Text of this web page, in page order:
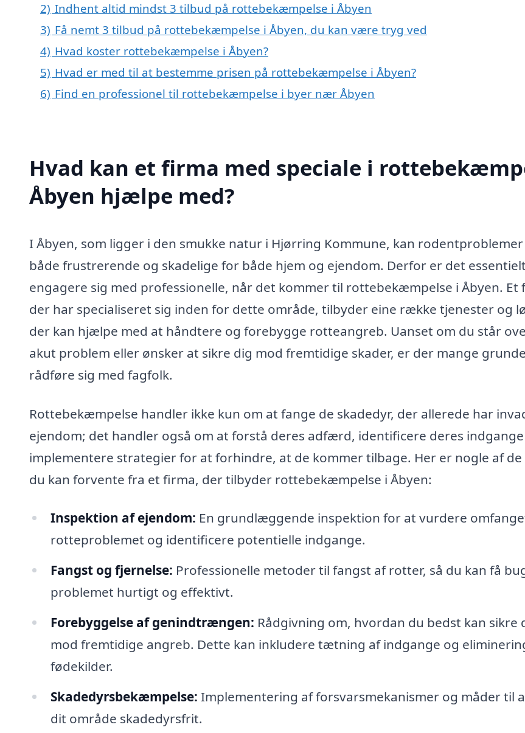
2) Indhent altid mindst 3 tilbud på rottebekæmpelse i Åbyen
3) Få nemt 3 tilbud på rottebekæmpelse i Åbyen, du kan være tryg ved
4) Hvad koster rottebekæmpelse i Åbyen?
5) Hvad er med til at bestemme prisen på rottebekæmpelse i Åbyen?
6) Find en professionel til rottebekæmpelse i byer nær Åbyen
Hvad kan et firma med speciale i
Åbyen hjælpe med?
I Åbyen, som ligger i den smukke natur i Hjørring Kommune, kan
både frustrerende og skadelige for både hjem og ejendom. Derfor er det
engagere sig med professionelle, når det kommer til rottebekæmpelse i Åbyen. Et
der har specialiseret sig inden for dette område, tilbyder eine række tjenester og
der kan hjælpe med at håndtere og forebygge rotteangreb. Uanset om du står
akut problem eller ønsker at sikre dig mod fremtidige skader, er der mange
rådføre sig med fagfolk.
Rottebekæmpelse handler ikke kun om at fange de skadedyr, der allerede har
ejendom; det handler også om at forstå deres adfærd, identificere deres
implementere strategier for at forhindre, at de kommer tilbage. Her er nogle af de
du kan forvente fra et firma, der tilbyder rottebekæmpelse i Åbyen:
Inspektion af ejendom: En grundlæggende inspektion for at vurdere
rotteproblemet og identificere potentielle indgange.
Fangst og fjernelse: Professionelle metoder til fangst af rotter, så du kan få
problemet hurtigt og effektivt.
Forebyggelse af genindtrængen: Rådgivning om, hvordan du bedst kan sikre
mod fremtidige angreb. Dette kan inkludere tætning af indgange og
fødekilder.
Skadedyrsbekæmpelse: Implementering af forsvarsmekanismer og måder til
dit område skadedyrsfrit.